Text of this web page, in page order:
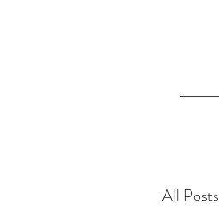
All Posts